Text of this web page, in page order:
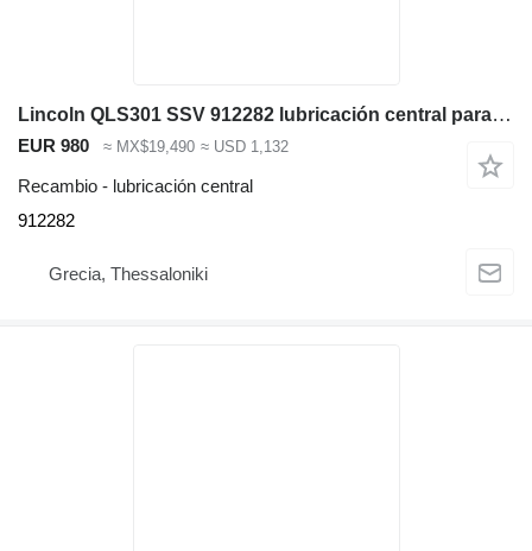
Lincoln QLS301 SSV 912282 lubricación central para CIFA QLS301 SSV bomba de hormigón
EUR 980 ≈ MX$19,490 ≈ USD 1,132
Recambio - lubricación central
912282
Grecia, Thessaloniki